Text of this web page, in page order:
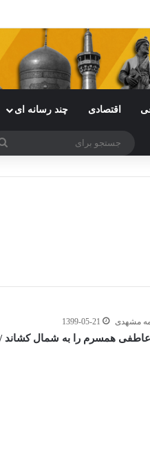
اقتصادی چند رسانه ای
مشهدی 1399-05-21
همسرم را به شمال کشاند /